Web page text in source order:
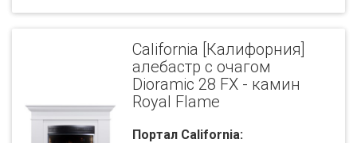
California [Калифорния]
алебастр с очагом
Dioramic 28 FX - камин
Royal Flame
Портал California: